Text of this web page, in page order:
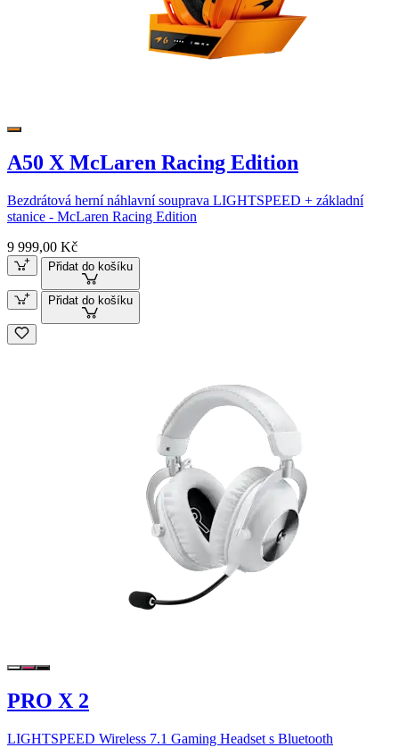
A50 X McLaren Racing Edition
Bezdrátová herní náhlavní souprava LIGHTSPEED + základní
stanice - McLaren Racing Edition
9 999,00 Kč
Přidat do košíku
Přidat do košíku
PRO X 2
LIGHTSPEED Wireless 7.1 Gaming Headset s Bluetooth